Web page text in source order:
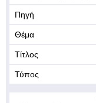
Πηγή
Θέμα
Τίτλος
Τύπος